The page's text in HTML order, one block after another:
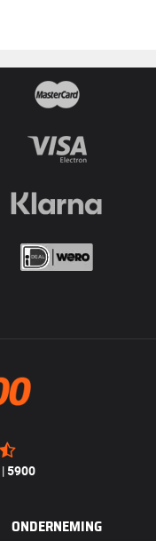
|5900
ONDERNEMING